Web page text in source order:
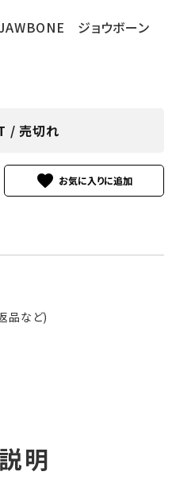
ジョウボーン
/ 売切れ
favorite
品など)
明